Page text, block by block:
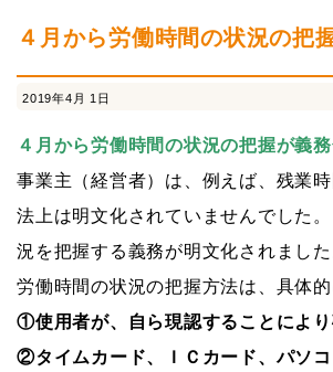
採用情報 社
４月から労働時間の状況の把
2019年4月 1日
４月から労働時間の状況の把握が義
事業主（経営者）は、例えば、残業
法上は明文化されていませんでした
況を把握する義務が明文化されまし
労働時間の状況の把握方法は、具体
①使用者が、自ら現認することにより
②タイムカード、ＩＣカード、パソ